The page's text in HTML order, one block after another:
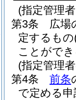
(指定管理
第3条
広場
定するもの
ことがで
(指定管理
第4条
前条
で定める